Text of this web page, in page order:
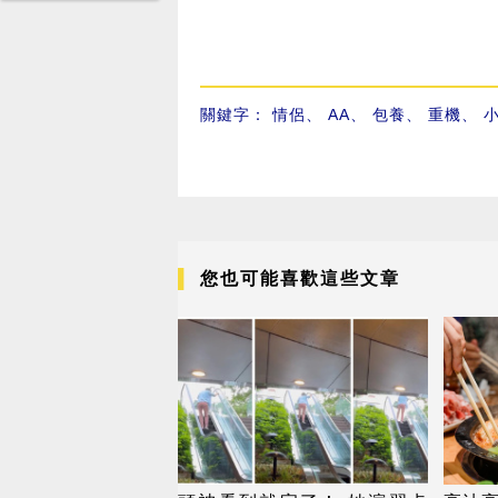
關鍵字：情侶、 AA、 包養、 重機、
您也可能喜歡這些文章